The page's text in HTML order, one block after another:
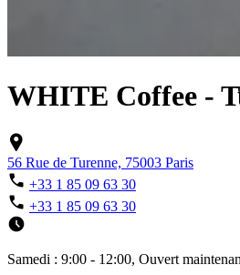
WHITE Coffee -
56 Rue de Turenne, 75003 Paris
+33 1 85 09 63 30
+33 1 85 09 63 30
Samedi : 9:00 - 12:00, Ouvert